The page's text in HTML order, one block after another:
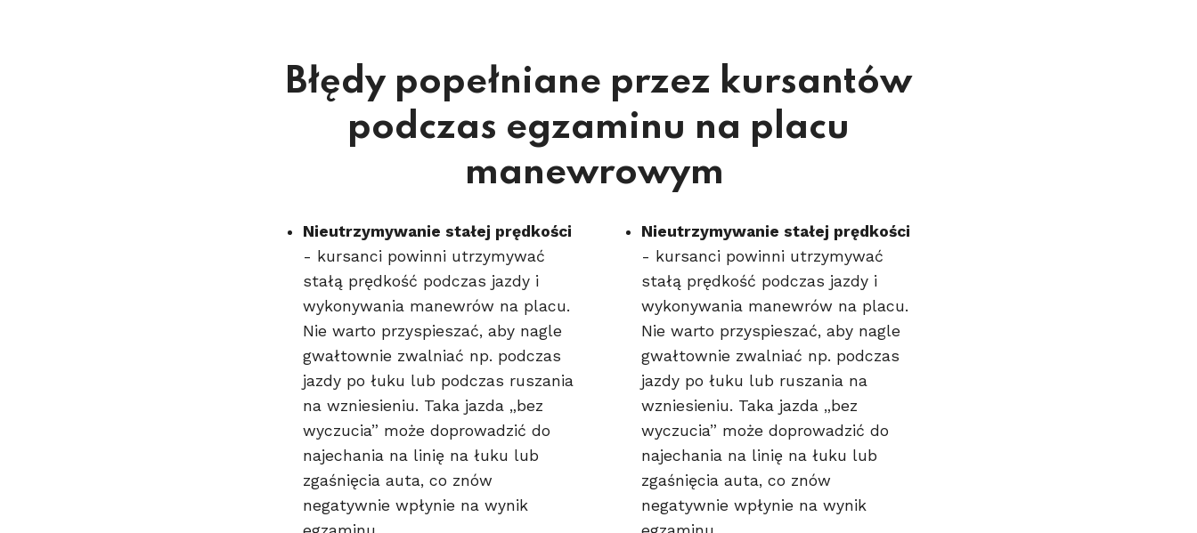
Błędy popełniane przez kursantów
podczas egzaminu na placu
manewrowym
Nieutrzymywanie stałej prędkości
- kursanci powinni utrzymywać
stałą prędkość podczas jazdy i
wykonywania manewrów na placu.
Nie warto przyspieszać, aby nagle
gwałtownie zwalniać np. podczas
jazdy po łuku lub podczas ruszania
na wzniesieniu. Taka jazda „bez
wyczucia” może doprowadzić do
najechania na linię na łuku lub
zgaśnięcia auta, co znów
negatywnie wpłynie na wynik
Nieutrzymywanie stałej prędkości
- kursanci powinni utrzymywać
stałą prędkość podczas jazdy i
wykonywania manewrów na placu.
Nie warto przyspieszać, aby nagle
gwałtownie zwalniać np. podczas
jazdy po łuku lub ruszania na
wzniesieniu. Taka jazda „bez
wyczucia” może doprowadzić do
najechania na linię na łuku lub
zgaśnięcia auta, co znów
negatywnie wpłynie na wynik